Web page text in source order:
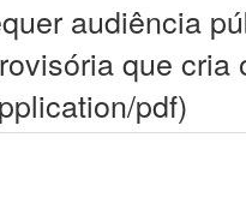
audiência
que
pdf)